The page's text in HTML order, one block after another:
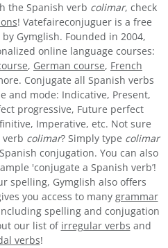
the Spanish verb colimar, check
! Vatefaireconjuguer is a free
Gymglish. Founded in 2004,
online language courses:
, German course, French
Conjugate all Spanish verbs
and mode: Indicative, Present,
progressive, Future perfect
Imperative, etc. Not sure
verb colimar? Simply type colimar
conjugation. You can also
'conjugate a Spanish verb’!
spelling, Gymglish also offers
you access to many grammar
spelling and conjugation
our list of irregular verbs and
verbs!